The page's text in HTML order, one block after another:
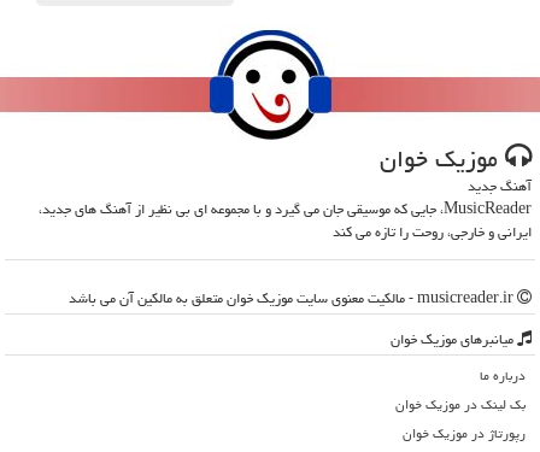
موزیك خوان
آهنگ جدید
MusicReader، جایی که موسیقی جان می گیرد و با مجموعه ای بی نظیر از آهنگ های جدید،
ایرانی و خارجی، روحت را تازه می کند
میانبرهای موزیك خوان
درباره ما
بک لینک در موزیك خوان
رپورتاژ در موزیك خوان